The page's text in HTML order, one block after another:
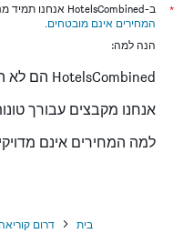
מחוז קיוטו מלונות
מחוז פאנג נגה מלונות
*
ב-HotelsCombined אנחנו תמיד מנסים לקבל ולהציג תמחור מדויק, עם זאת,
המחירים אינם מובטחים.
הנה למה:
HotelsCombined הם לא המוכר
אנחנו מקבצים עבורך
למה המחירים אינם מדויקים ב
בית דרום